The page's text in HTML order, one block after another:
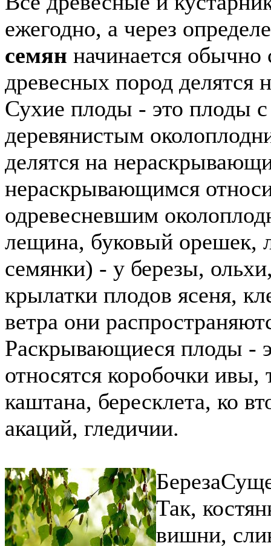
ежегодно, а через
семян начинается
древесных пород делятся
Сухие плоды - это плоды
деревянистым
делятся на
нераскрывающимся
одревесневшим
лещина, буковый орешек,
семянки) - у березы,
крылатки плодов ясеня,
ветра они
Раскрывающиеся плоды -
относятся коробочки
каштана, бересклета, ко
акаций, гледичии.
Береза
Так,
вишни,